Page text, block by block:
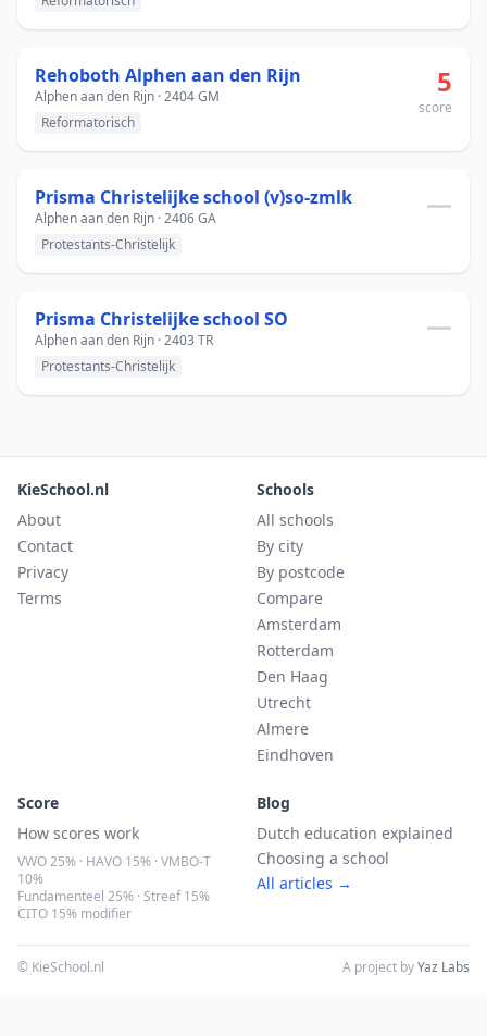
Rehoboth Alphen aan den Rijn
Alphen aan den Rijn · 2404 GM
Reformatorisch
5
score
Prisma Christelijke school (v)so-zmlk
Alphen aan den Rijn · 2406 GA
Protestants-Christelijk
—
Prisma Christelijke school SO
Alphen aan den Rijn · 2403 TR
Protestants-Christelijk
—
KieSchool.nl
About
Contact
Privacy
Terms
Schools
All schools
By city
By postcode
Compare
Amsterdam
Rotterdam
Den Haag
Utrecht
Almere
Eindhoven
Score
How scores work
VWO 25% · HAVO 15% · VMBO-T
10%
Fundamenteel 25% · Streef 15%
CITO 15% modifier
Blog
Dutch education explained
Choosing a school
All articles →
© KieSchool.nl A project byYaz Labs